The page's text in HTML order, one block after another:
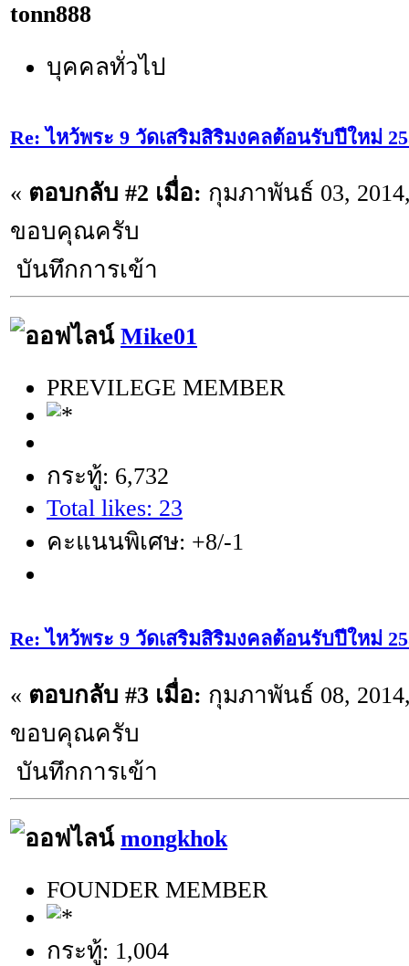
tonn888
บุคคลทั่วไป
Re: ไหว้พระ 9 วัดเสริมสิริมงคลต้อนรับปีใหม่
« ตอบกลับ #2 เมื่อ: กุมภาพันธ์ 03,
ขอบคุณครับ
บันทึกการเข้า
Mike01
PREVILEGE MEMBER
กระทู้: 6,732
Total likes: 23
คะแนนพิเศษ: +8/-1
Re: ไหว้พระ 9 วัดเสริมสิริมงคลต้อนรับปีใหม่
« ตอบกลับ #3 เมื่อ: กุมภาพันธ์ 08,
ขอบคุณครับ
บันทึกการเข้า
mongkhok
FOUNDER MEMBER
กระทู้: 1,004